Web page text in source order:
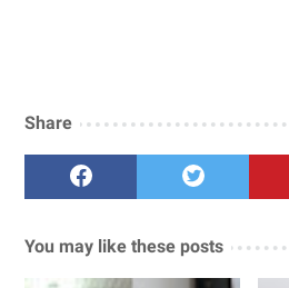
Share
You may like these posts